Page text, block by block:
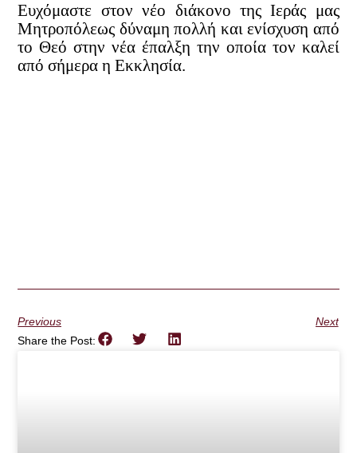
Ευχόμαστε στον νέο διάκονο της Ιεράς μας
Μητροπόλεως δύναμη πολλή και ενίσχυση από
το Θεό στην νέα έπαλξη την οποία τον καλεί
από σήμερα η Εκκλησία.
Previous
Next
Share the Post: